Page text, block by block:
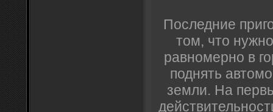
Последние
том, что
равномерно в
поднять
земли. На